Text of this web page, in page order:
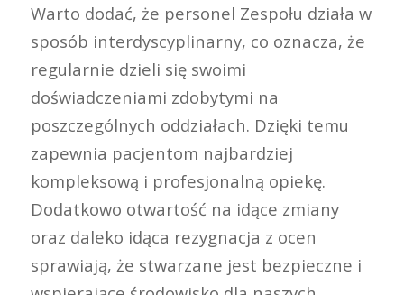
Warto dodać, że personel Zespołu działa w
sposób interdyscyplinarny, co oznacza, że
regularnie dzieli się swoimi
doświadczeniami zdobytymi na
poszczególnych oddziałach. Dzięki temu
zapewnia pacjentom najbardziej
kompleksową i profesjonalną opiekę.
Dodatkowo otwartość na idące zmiany
oraz daleko idąca rezygnacja z ocen
sprawiają, że stwarzane jest bezpieczne i